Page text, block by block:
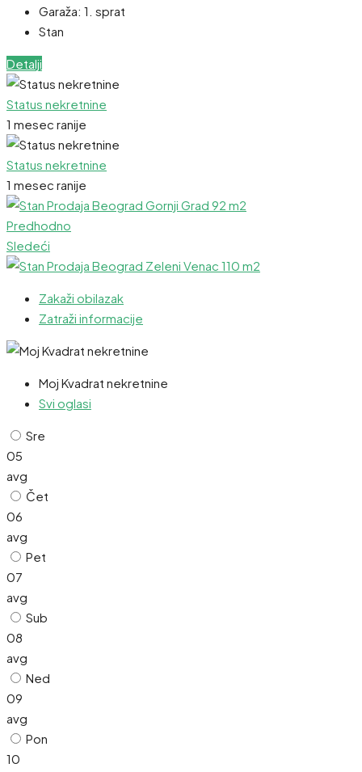
Garaža: 1. sprat
Stan
Detalji
Status nekretnine
1 mesec ranije
Status nekretnine
1 mesec ranije
Predhodno
Sledeći
Zakaži obilazak
Zatraži informacije
Moj Kvadrat nekretnine
Svi oglasi
Sre
05
avg
Čet
06
avg
Pet
07
avg
Sub
08
avg
Ned
09
avg
Pon
10